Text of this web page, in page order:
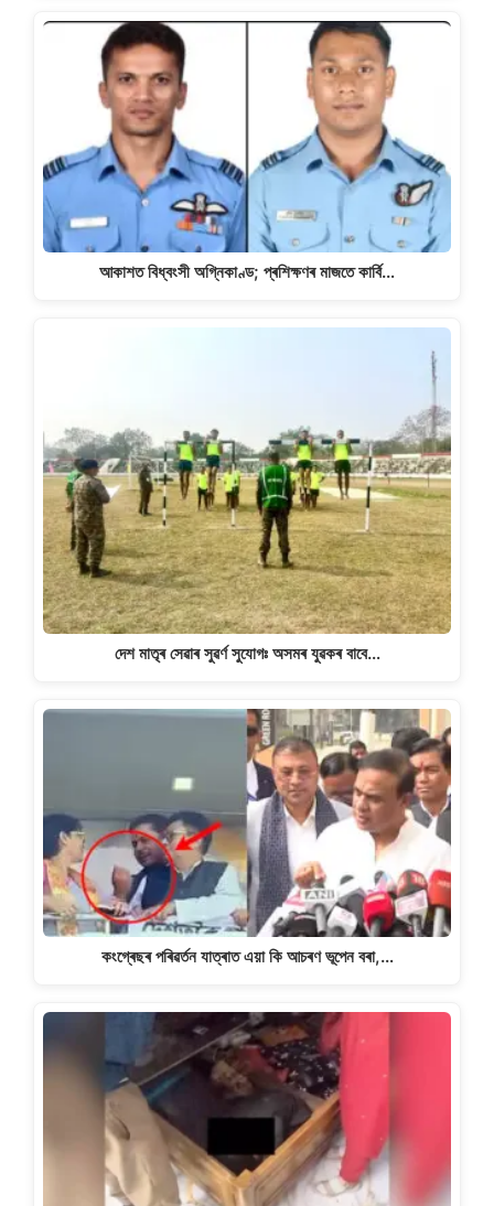
আকাশত বিধ্বংসী অগ্নিকাণ্ড; প্ৰশিক্ষণৰ মাজতে কাৰ্বি…
দেশ মাতৃৰ সেৱাৰ সুৱৰ্ণ সুযোগঃ অসমৰ যুৱকৰ বাবে…
কংগ্ৰেছৰ পৰিৱৰ্তন যাত্ৰাত এয়া কি আচৰণ ভূপেন বৰা,…